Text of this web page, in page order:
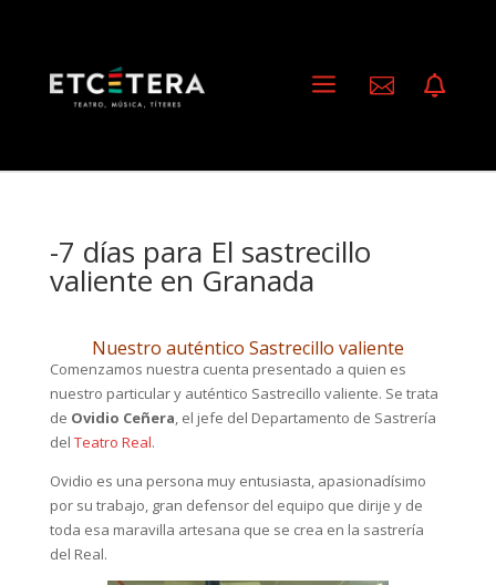
a  
-7 días para El sastrecillo
valiente en Granada
Nuestro auténtico Sastrecillo valiente
Comenzamos nuestra cuenta presentado a quien es
nuestro particular y auténtico Sastrecillo valiente. Se trata
de Ovidio Ceñera, el jefe del Departamento de Sastrería
del Teatro Real.
Ovidio es una persona muy entusiasta, apasionadísimo
por su trabajo, gran defensor del equipo que dirije y de
toda esa maravilla artesana que se crea en la sastrería
del Real.